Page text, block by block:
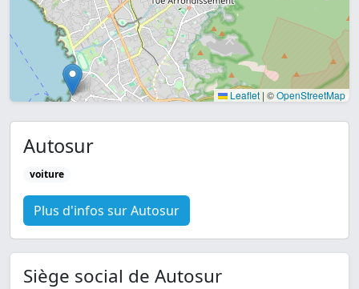
Leaflet | ©OpenStreetMap
Autosur
voiture
Plus d'infos sur Autosur
Siège social de Autosur